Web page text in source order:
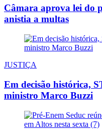
Câmara aprova lei do
anistia a multas
JUSTIÇA
Em decisão histórica,
ministro Marco Buzzi